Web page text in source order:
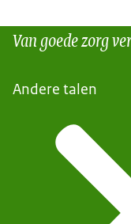
Van goede zorg
Andere talen